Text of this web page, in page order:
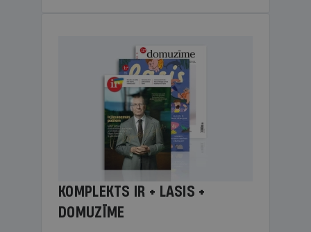
KOMPLEKTS IR + LASIS +
DOMUZĪME